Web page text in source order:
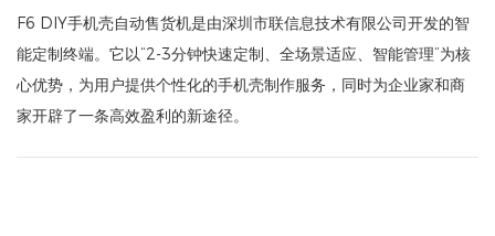
F6 DIY手机壳自动售货机是由深圳市联信息技术有限公司开发的智
能定制终端。它以“2-3分钟快速定制、全场景适应、智能管理”为核
心优势，为用户提供个性化的手机壳制作服务，同时为企业家和商
家开辟了一条高效盈利的新途径。